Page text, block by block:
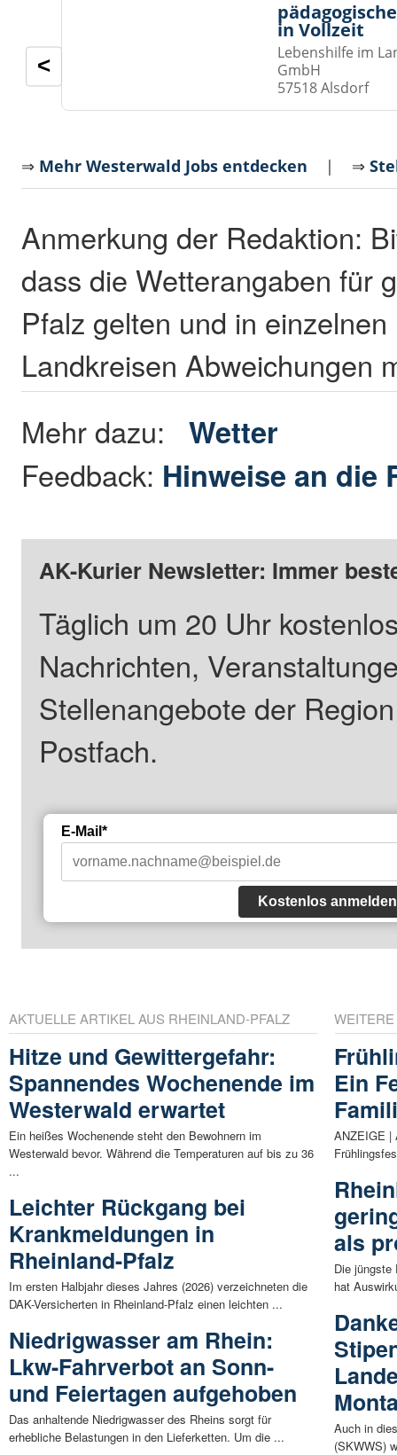
in Vollzeit
Lebenshilfe im
GmbH
57518 Alsdorf
<
⇒ Mehr Westerwald Jobs entdecken | ⇒
Anmerkung der Redaktion:
dass die Wetterangaben für
Pfalz gelten und in
Landkreisen Abweichungen
Mehr dazu:Wetter
Feedback: Hinweise an die
AK-Kurier Newsletter: Immer
Täglich um 20 Uhr
Nachrichten,
Stellenangebote der
Postfach.
E-Mail*
Kostenlos anmelden
AKTUELLE ARTIKEL AUS RHEINLAND-PFALZ
Hitze und Gewittergefahr:
Spannendes Wochenende im
Westerwald erwartet
Ein heißes Wochenende steht den Bewohnern im
Westerwald bevor. Während die Temperaturen auf bis zu 36
...
Leichter Rückgang bei
Krankmeldungen in
Rheinland-Pfalz
Im ersten Halbjahr dieses Jahres (2026) verzeichneten die
DAK-Versicherten in Rheinland-Pfalz einen leichten ...
Niedrigwasser am Rhein:
Lkw-Fahrverbot an Sonn-
und Feiertagen aufgehoben
Das anhaltende Niedrigwasser des Rheins sorgt für
erhebliche Belastungen in den Lieferketten. Um die ...
Ein
ANZEIGE |
als
Die jüngste
hat
Auch in
(SKWWS)